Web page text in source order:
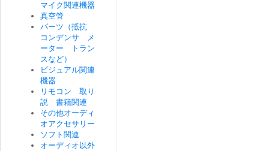
マイク関連機器
真空管
パーツ（抵抗
コンデンサ メ
ーター トラン
スなど）
ビジュアル関連
機器
リモコン 取り
説 書籍関連
その他オーディ
オアクセサリー
ソフト関連
オーディオ以外